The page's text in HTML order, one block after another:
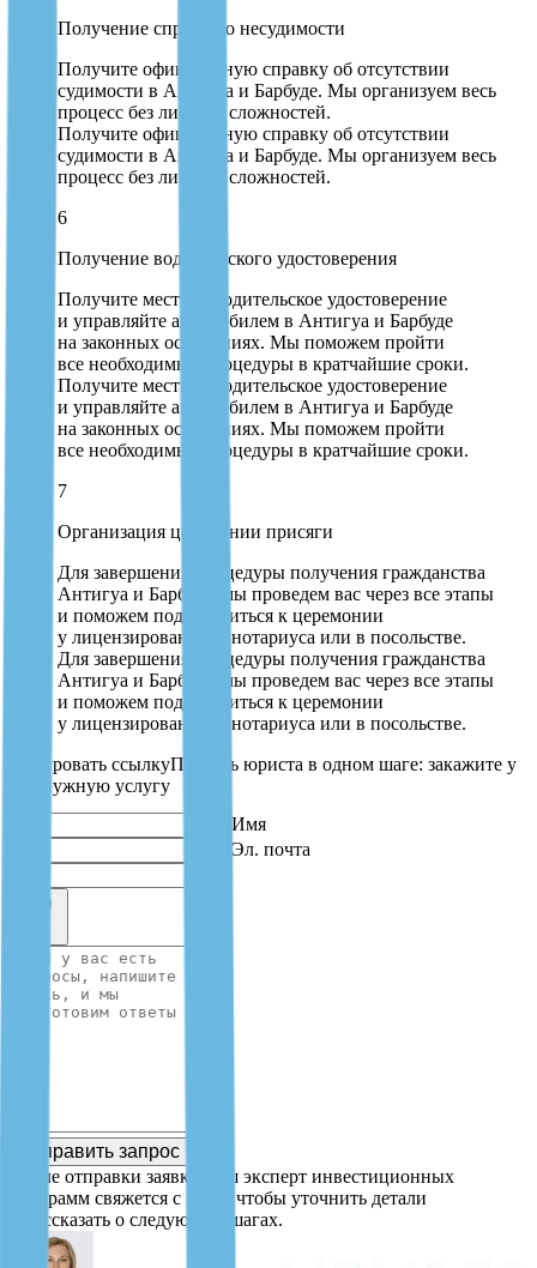
Получение справки о несудимости
Получите официальную справку об отсутствии
судимости в Антигуа и Барбуде. Мы организуем весь
процесс без лишних сложностей.
Получите официальную справку об отсутствии
судимости в Антигуа и Барбуде. Мы организуем весь
процесс без лишних сложностей.
6
Получение водительского удостоверения
Получите местное водительское удостоверение
и управляйте автомобилем в Антигуа и Барбуде
на законных основаниях. Мы поможем пройти
все необходимые процедуры в кратчайшие сроки.
Получите местное водительское удостоверение
и управляйте автомобилем в Антигуа и Барбуде
на законных основаниях. Мы поможем пройти
все необходимые процедуры в кратчайшие сроки.
7
Организация церемонии присяги
Для завершения процедуры получения гражданства
Антигуа и Барбуды мы проведем вас через все этапы
и поможем подготовиться к церемонии
у лицензированного нотариуса или в посольстве.
Для завершения процедуры получения гражданства
Антигуа и Барбуды мы проведем вас через все этапы
и поможем подготовиться к церемонии
у лицензированного нотариуса или в посольстве.
Помощь юриста в одном шаге: закажите у
нас нужную услугу
Имя
Эл. почта
Отправить запрос
После отправки заявки наш эксперт инвестиционных
программ свяжется с вами, чтобы уточнить детали
и рассказать о следующих шагах.